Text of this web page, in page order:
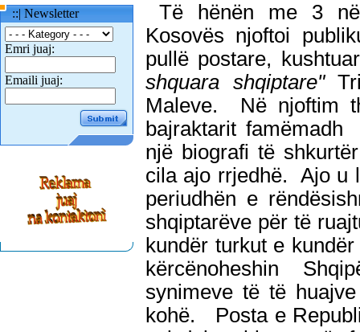
::| Newsletter
Emri juaj:
Emaili juaj:
Të hënën me 3
Kosovës njoftoi
pullë postare,
shquara shqiptare"
Maleve. Në njoftim
bajraktarit
një biografi të
cila ajo rrjedhë. Ajo u
periudhën e
shqiptarëve për të
kundër turkut e
kërcënoheshin
synimeve të të
kohë. Posta e